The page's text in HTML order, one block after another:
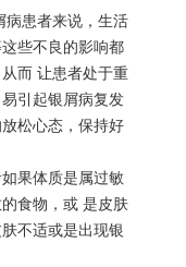
病患者来说，生活
些不良的影响都
而 让患者处于重
引起银屑病复发
松心态，保持好
果体质是属过敏
食物，或 是皮肤
不适或是出现银